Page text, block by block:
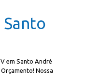
em Santo André
Nossa